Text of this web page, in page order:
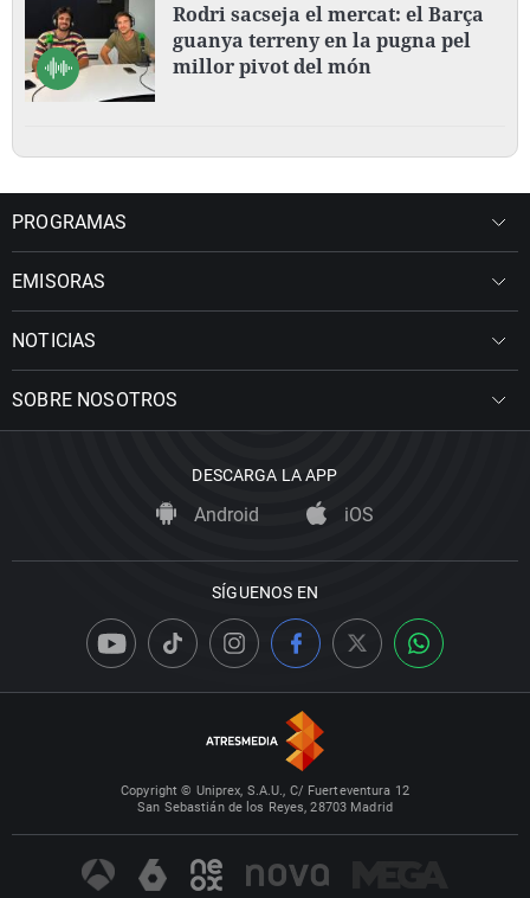
Rodri sacseja el mercat: el Barça
guanya terreny en la pugna pel
millor pivot del món
PROGRAMAS
EMISORAS
NOTICIAS
SOBRE NOSOTROS
DESCARGA LA APP
Android iOS
SÍGUENOS EN
Copyright © Uniprex, S.A.U., C/ Fuerteventura 12
San Sebastián de los Reyes, 28703 Madrid